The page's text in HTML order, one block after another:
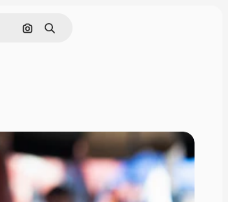
Buscar por imagen
Buscar